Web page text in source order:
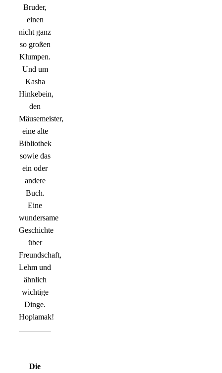
Bruder,
einen
nicht ganz
so großen
Klumpen.
Und um
Kasha
Hinkebein,
den
Mäusemeister,
eine alte
Bibliothek
sowie das
ein oder
andere
Buch.
Eine
wundersame
Geschichte
über
Freundschaft,
Lehm und
ähnlich
wichtige
Dinge.
Hoplamak!
Die